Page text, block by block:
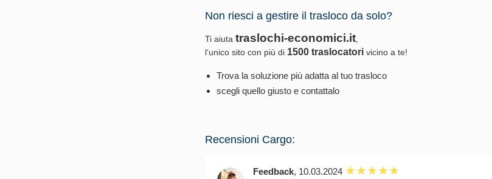
Non riesci a gestire il trasloco da solo?
Ti aiuta traslochi-economici.it
l’unico sito con più di 1500 traslocatori vicino a te!
Trova la soluzione più adatta al tuo trasloco
scegli quello giusto e contattalo
Recensioni Cargo:
Feedback, 10.03.2024